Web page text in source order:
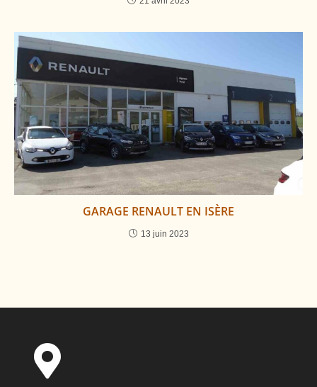
GARAGE RENAULT EN ISÈRE
13 juin 2023